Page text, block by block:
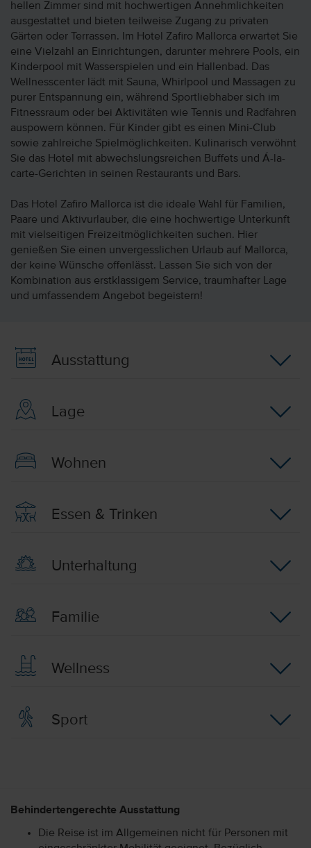
hellen Zimmer sind mit hochwertigen Annehmlichkeiten
ausgestattet und bieten teilweise Zugang zu privaten
Gärten oder Terrassen. Im Hotel Zafiro Mallorca erwartet Sie
eine Vielzahl an Einrichtungen, darunter mehrere Pools, ein
Kinderpool mit Wasserspielen und ein Hallenbad. Das
Wellnesscenter lädt mit Sauna, Whirlpool und Massagen zu
purer Entspannung ein, während Sportliebhaber sich im
Fitnessraum oder bei Aktivitäten wie Tennis und Radfahren
auspowern können. Für Kinder gibt es einen Mini-Club
sowie zahlreiche Spielmöglichkeiten. Kulinarisch verwöhnt
Sie das Hotel mit abwechslungsreichen Buffets und Á-la-
carte-Gerichten in seinen Restaurants und Bars.
Das Hotel Zafiro Mallorca ist die ideale Wahl für Familien,
Paare und Aktivurlauber, die eine hochwertige Unterkunft
mit vielseitigen Freizeitmöglichkeiten suchen. Hier
genießen Sie einen unvergesslichen Urlaub auf Mallorca,
der keine Wünsche offenlässt. Lassen Sie sich von der
Kombination aus erstklassigem Service, traumhafter Lage
und umfassendem Angebot begeistern!
Ausstattung
Lage
Wohnen
Essen & Trinken
Unterhaltung
Familie
Wellness
Sport
Behindertengerechte Ausstattung
Die Reise ist im Allgemeinen nicht für Personen mit